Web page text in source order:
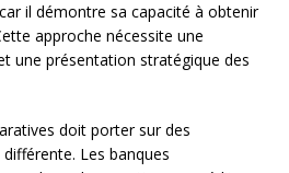
il démontre sa capacité à obtenir
approche nécessite une
une présentation stratégique des
doit porter sur des
Les banques